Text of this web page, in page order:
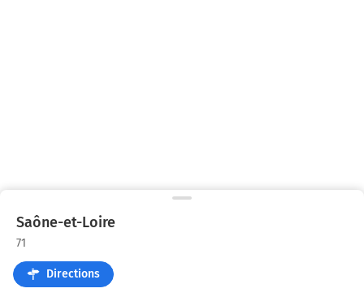
Saône-et-Loire
71
Directions